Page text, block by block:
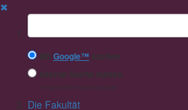
✖
Suchbegriff
Mit Google™ suchen
Interne Suche nutzen
Die Fakultät